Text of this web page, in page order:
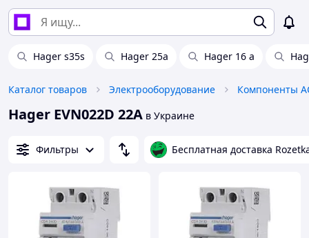
Hager s35s Hager 25a Hager 16 a
Каталог товаров Электрооборудование Компоненты
Hager EVN022D 22А в Украине
Фильтры Бесплатная доставка